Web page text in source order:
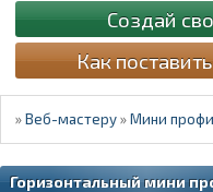
Создай
Как
»Веб-мастеру »Мини
Горизонтальный мини